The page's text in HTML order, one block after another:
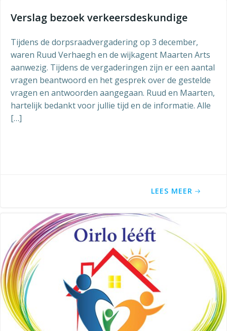
Verslag bezoek verkeersdeskundige
Tijdens de dorpsraadvergadering op 3 december,
waren Ruud Verhaegh en de wijkagent Maarten Arts
aanwezig. Tijdens de vergaderingen zijn er een aantal
vragen beantwoord en het gesprek over de gestelde
vragen en antwoorden aangegaan. Ruud en Maarten,
hartelijk bedankt voor jullie tijd en de informatie. Alle
[…]
LEES MEER